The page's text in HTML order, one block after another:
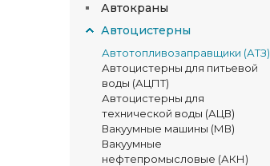
Автокраны
Автоцистерны
Автотопливозаправщики (АТЗ)
Автоцистерны для питьевой
воды (АЦПТ)
Автоцистерны для
технической воды (АЦВ)
Вакуумные машины (МВ)
Вакуумные
нефтепромысловые (АКН)